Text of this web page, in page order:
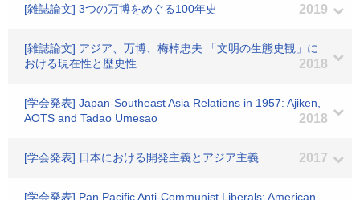
[雑誌論文] 3つの万博をめぐる100年史 2019
[雑誌論文] アジア、万博、梅棹忠夫 「文明の生態史観」に
おける現在性と歴史性
2018
[学会発表] Japan-Southeast Asia Relations in 1957: Ajiken,
AOTS and Tadao Umesao
2018
[学会発表] 日本における開発主義とアジア主義 2017
[学会発表] Pan Pacific Anti-Communist Liberals: American